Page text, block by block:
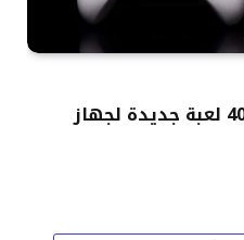
من المقرر إطلاق أكثر من 40 لعبة جديدة لجهاز